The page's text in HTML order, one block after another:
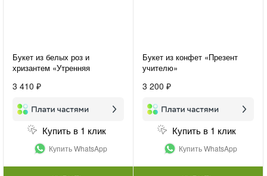
Букет из белых роз и
хризантем «Утренняя
3 410 ₽
Купить в 1 клик
Купить WhatsApp
Букет из конфет «Презент
учителю»
3 200 ₽
Купить в 1 клик
Купить WhatsApp